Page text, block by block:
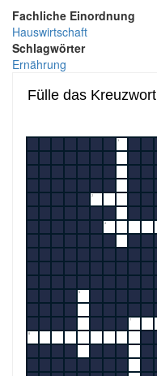
Fachliche Einordnung
Hauswirtschaft
Schlagwörter
Ernährung